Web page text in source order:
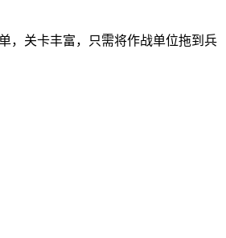
，关卡丰富，只需将作战单位拖到兵